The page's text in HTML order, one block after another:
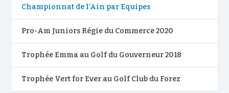
Championnat de l’Ain par Equipes
Pro-Am Juniors Régie du Commerce 2020
Trophée Emma au Golf du Gouverneur 2018
Trophée Vert for Ever au Golf Club du Forez